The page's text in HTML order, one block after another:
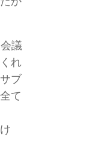
議
れ
ブ
て